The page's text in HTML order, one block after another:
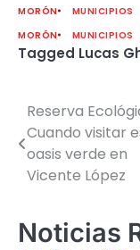
MORÓN
MUNICIPIOS
MORÓN
MUNICIPIOS
Tagged Lucas
de
entradas
Reserva
Cuando visitar
oasis verde en
Vicente López
Noticias